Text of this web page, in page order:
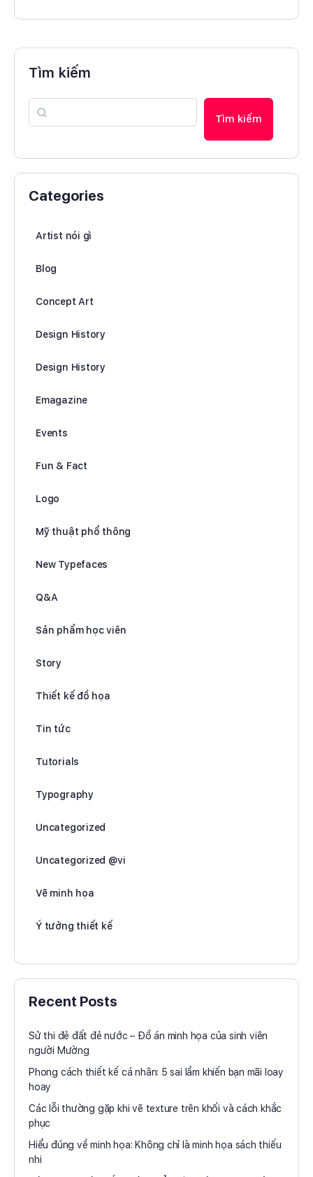
Tìm kiếm
Tìm kiếm
Categories
Artist nói gì
Blog
Concept Art
Design History
Design History
Emagazine
Events
Fun & Fact
Logo
Mỹ thuật phổ thông
New Typefaces
Q&A
Sản phẩm học viên
Story
Thiết kế đồ họa
Tin tức
Tutorials
Typography
Uncategorized
Uncategorized @vi
Vẽ minh họa
Ý tưởng thiết kế
Recent Posts
Sử thi đẻ đất đẻ nước – Đồ án minh họa của sinh viên
người Mường
Phong cách thiết kế cá nhân: 5 sai lầm khiến bạn mãi loay
hoay
Các lỗi thường gặp khi vẽ texture trên khối và cách khắc
phục
Hiểu đúng về minh họa: Không chỉ là minh họa sách thiếu
nhi